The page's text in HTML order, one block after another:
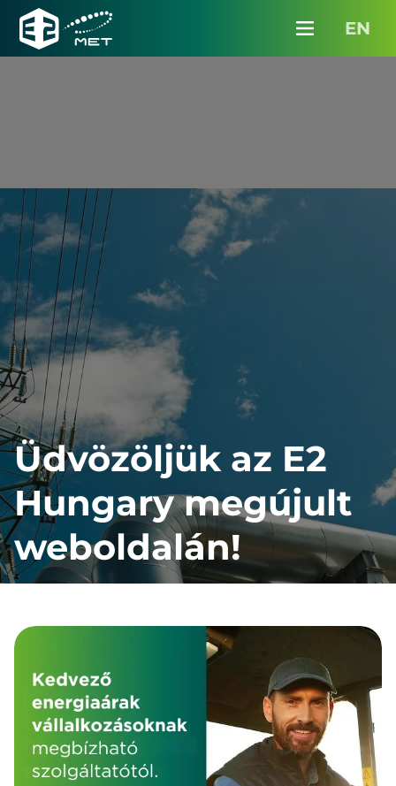
E2
Menü
Karrier
Ajánlatkérés
EN
E2
Hungary
Üdvözöljük az E2
Hungary megújult
weboldalán!